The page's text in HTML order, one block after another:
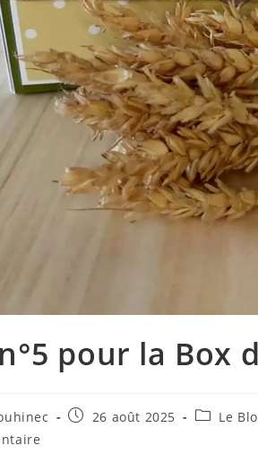
pour la Box
Publication
26 août 2025
PostLe